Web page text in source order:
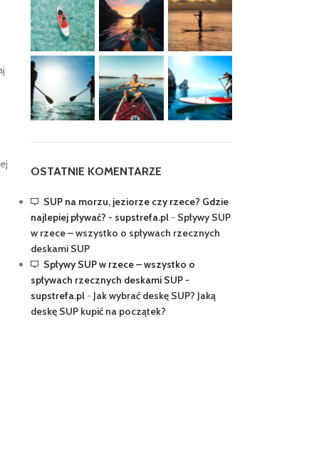
OSTATNIE KOMENTARZE
SUP na morzu, jeziorze czy rzece? Gdzie
najlepiej pływać? - supstrefa.pl- Spływy SUP
w rzece – wszystko o spływach rzecznych
deskami SUP
Spływy SUP w rzece – wszystko o
spływach rzecznych deskami SUP -
supstrefa.pl- Jak wybrać deskę SUP? Jaką
deskę SUP kupić na początek?